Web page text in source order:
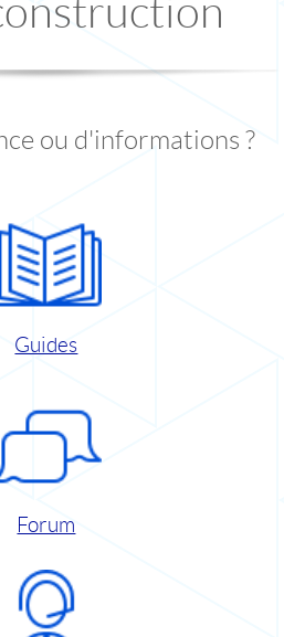
ou d'informations ?
Guides
Forum